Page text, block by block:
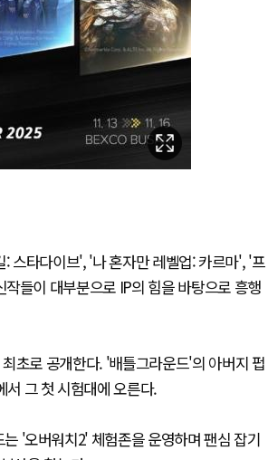
스타다이브', '나 혼자만 레벨업: 카르마', '프
들이 대부분으로 IP의 힘을 바탕으로 흥행
초로 공개한다. '배틀그라운드'의 아버지 펍
그 첫 시험대에 오른다.
'오버워치2' 체험존을 운영하며 팬심 잡기